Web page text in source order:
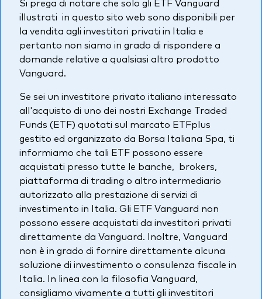
Azionario
Obbligazionario
Multi-asset
Stile di gestione
Attiva
Passiva
Documenti importanti
Investi con Vanguard
illustrati in questo sito web sono disponibili per
la vendita agli investitori privati in Italia e
pertanto non siamo in grado di rispondere a
domande relative a qualsiasi altro prodotto
Vanguard.
Se sei un investitore privato italiano interessato
all'acquisto di uno dei nostri Exchange Traded
Funds (ETF) quotati sul marcato ETFplus
gestito ed organizzato da Borsa Italiana Spa, ti
informiamo che tali ETF possono essere
acquistati presso tutte le banche, brokers,
piattaforma di trading o altro intermediario
autorizzato alla prestazione di servizi di
investimento in Italia. Gli ETF Vanguard non
possono essere acquistati da investitori privati
direttamente da Vanguard. Inoltre, Vanguard
non è in grado di fornire direttamente alcuna
soluzione di investimento o consulenza fiscale in
Italia. In linea con la filosofia Vanguard,
consigliamo vivamente a tutti gli investitori